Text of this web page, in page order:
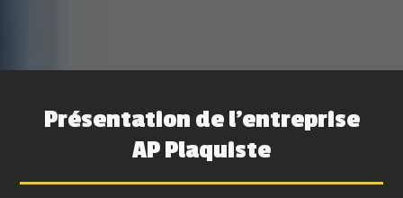
Présentation de l'entreprise
AP Plaquiste